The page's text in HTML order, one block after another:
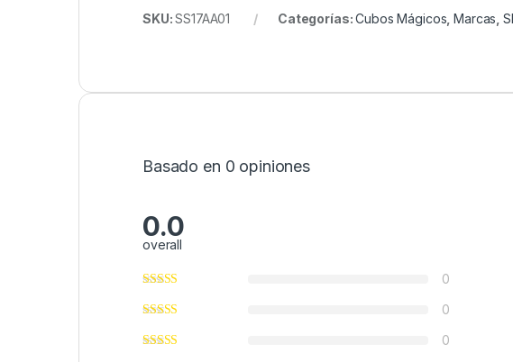
SKU:SS17AA01 Categorías:Cubos Mágicos ,Marcas ,
Basado en 0 opiniones
0.0
overall
0
0
0